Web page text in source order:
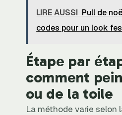
LIRE AUSSI Pull de
codes pour un look
Étape par
comment
ou de la toile
La méthode varie selon